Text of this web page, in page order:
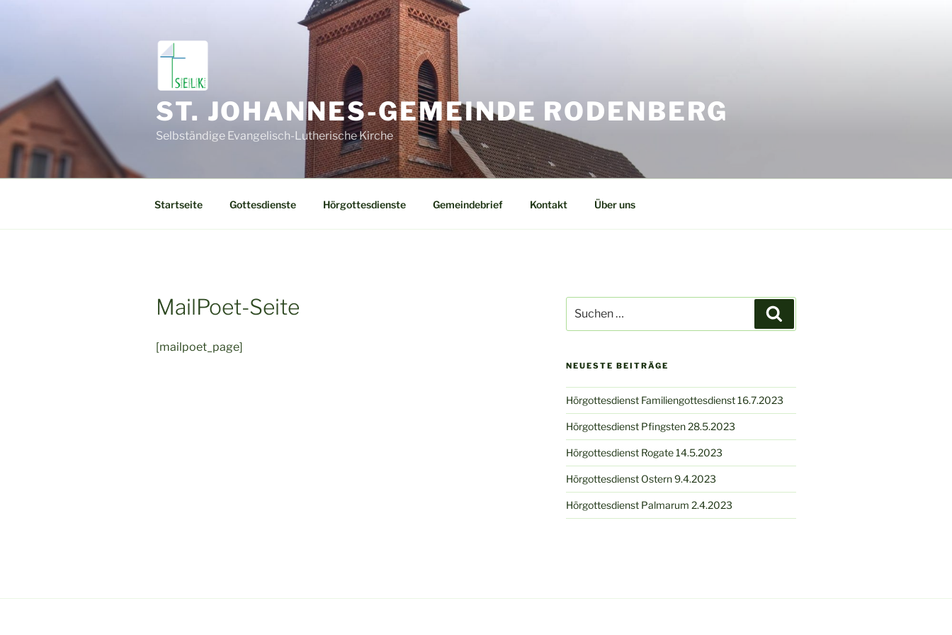
ST. JOHANNES-GEMEINDE RODENBERG
Selbständige Evangelisch-Lutherische Kirche
Startseite Gottesdienste Hörgottesdienste Gemeindebrief Kontakt Über uns
MailPoet-Seite
[mailpoet_page]
nach:
NEUESTE BEITRÄGE
Hörgottesdienst Familiengottesdienst 16.7.2023
Hörgottesdienst Pfingsten 28.5.2023
Hörgottesdienst Rogate 14.5.2023
Hörgottesdienst Ostern 9.4.2023
Hörgottesdienst Palmarum 2.4.2023